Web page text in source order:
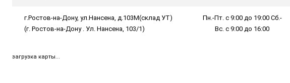
г.Ростов-на-Дону, ул.Нансена, д.103М(склад УТ)
(г. Ростов-на-Дону . Ул. Нансена, 103/1)
Пн.-Пт. с 9:00 до 19:00 Сб.-
Вс. с 9:00 до 16:00
загрузка карты...